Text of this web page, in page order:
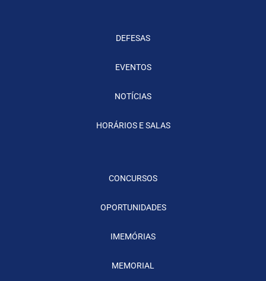
DEFESAS
EVENTOS
NOTÍCIAS
HORÁRIOS E SALAS
CONCURSOS
OPORTUNIDADES
IMEMÓRIAS
MEMORIAL